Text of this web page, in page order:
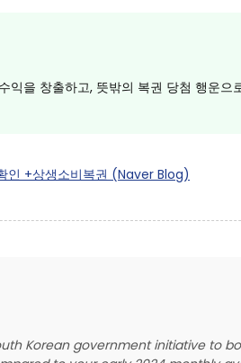
을 창출하고, 뜻밖의 복권 당첨 행운으
인 +상생소비복권 (Naver Blog)
Korean government initiative to